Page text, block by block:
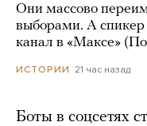
Они массово
выборами. А спикер
канал в «Максе»
ИСТОРИИ 21 час назад
Боты в соцсетях